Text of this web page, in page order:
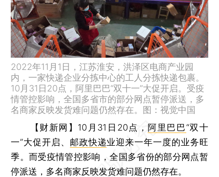
2022年11月1日，江苏淮安，洪泽区电商产业园
内，一家快递企业分拣中心的工人分拣快递包裹。
10月31日20点，阿里巴巴“双十一”大促开启。受疫
情管控影响，全国多省市的部分网点暂停派送，多
名商家反映发货难问题仍然存在。图：视觉中国
【财新网】 10月31日20点， 阿里巴巴“双十
一”大促开启、 邮政快递业迎来一年一度的业务旺
季。而受疫情管控影响，全国多省份的部分网点暂
停派送，多名商家反映发货难问题仍然存在。